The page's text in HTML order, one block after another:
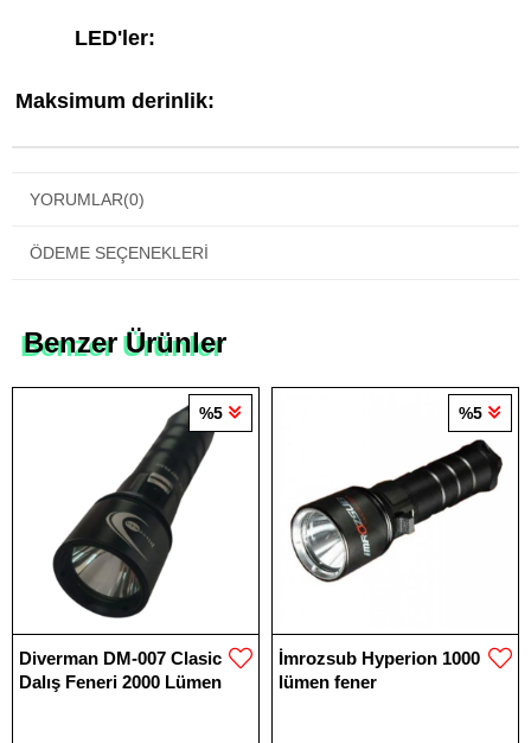
LED'ler:
Maksimum derinlik:
YORUMLAR(0)
ÖDEME SEÇENEKLERI
Benzer Ürünler
Diverman DM-007 Clasic
Dalış Feneri 2000 Lümen
%5
İmrozsub Hyperion 1000
lümen fener
%5